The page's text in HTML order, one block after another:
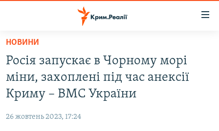
Перейти
основного
матеріалу
Перейти
до
основної
ВІДЕО ТА ФОТО
БЛОГИ
НОВИНИ
Росія запускає в Чорному морі
міни, захоплені під час анексії
Криму – ВМС України
26 жовтень 2023, 17:24